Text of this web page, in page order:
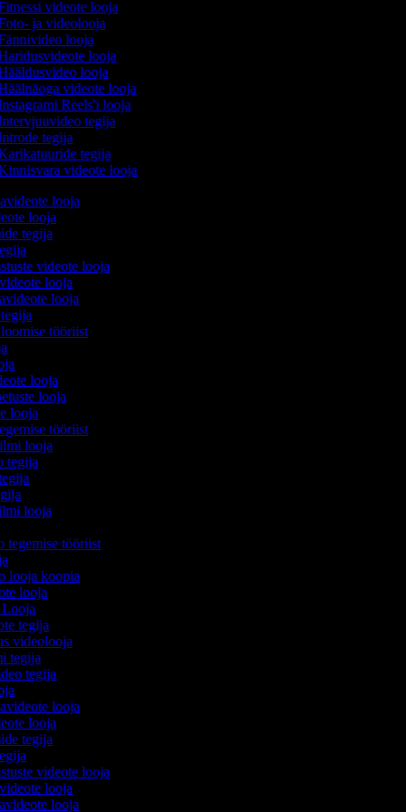
videote looja
ja videolooja
looja
looja
looja
videote looja
Reels'i looja
tegija
tegija
tegija
videote looja
looja
looja
tegija
videote looja
looja
looja
tööriist
looja
looja
looja
tööriist
looja
tegija
looja
tegemise tööriist
looja koopia
looja
Looja
tegija
videolooja
tegija
tegija
looja
looja
tegija
videote looja
looja
looja